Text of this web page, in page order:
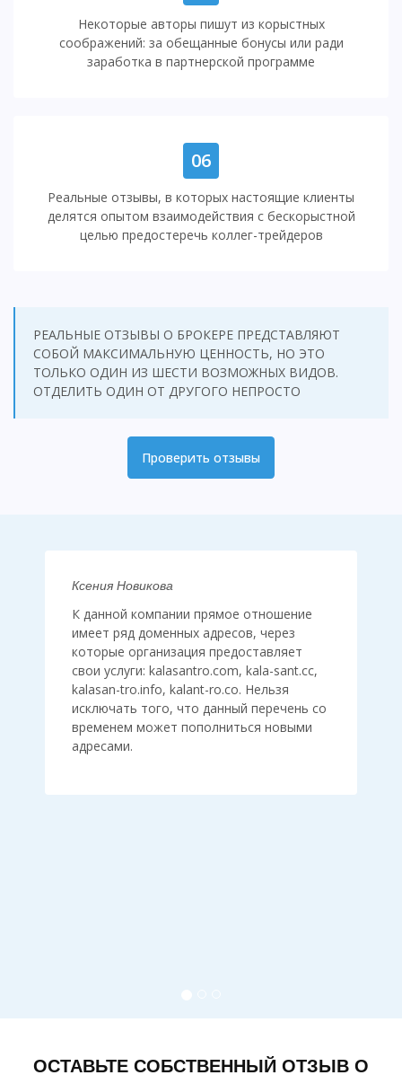
Некоторые авторы пишут из корыстных
соображений: за обещанные бонусы или ради
заработка в партнерской программе
06
Реальные отзывы, в которых настоящие клиенты
делятся опытом взаимодействия с бескорыстной
целью предостеречь коллег-трейдеров
РЕАЛЬНЫЕ ОТЗЫВЫ О БРОКЕРЕ ПРЕДСТАВЛЯЮТ
СОБОЙ МАКСИМАЛЬНУЮ ЦЕННОСТЬ, НО ЭТО
ТОЛЬКО ОДИН ИЗ ШЕСТИ ВОЗМОЖНЫХ ВИДОВ.
ОТДЕЛИТЬ ОДИН ОТ ДРУГОГО НЕПРОСТО
Проверить отзывы
Ксения Новикова
К данной компании прямое отношение
имеет ряд доменных адресов, через
которые организация предоставляет
свои услуги: kalasantro.com, kala-sant.cc,
kalasan-tro.info, kalant-ro.co. Нельзя
исключать того, что данный перечень со
временем может пополниться новыми
адресами.
ОСТАВЬТЕ СОБСТВЕННЫЙ ОТЗЫВ О